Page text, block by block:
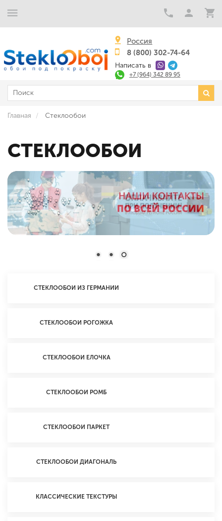
Россия
8 (800) 302-74-64
Написать в
+7 (964) 342 89 95
Главная Стеклообои
СТЕКЛООБОИ
СТЕКЛООБОИ ИЗ ГЕРМАНИИ
СТЕКЛООБОИ РОГОЖКА
СТЕКЛООБОИ ЕЛОЧКА
СТЕКЛООБОИ РОМБ
СТЕКЛООБОИ ПАРКЕТ
СТЕКЛООБОИ ДИАГОНАЛЬ
КЛАССИЧЕСКИЕ ТЕКСТУРЫ